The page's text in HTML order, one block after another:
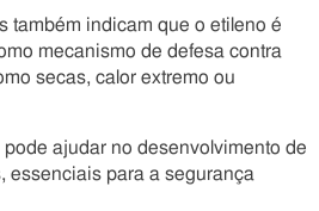
também indicam que o etileno é
mecanismo de defesa contra
secas, calor extremo ou
ajudar no desenvolvimento de
essenciais para a segurança